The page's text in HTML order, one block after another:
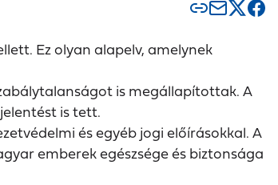
Ez olyan alapelv, amelynek
is megállapítottak. A
is tett.
és egyéb jogi előírásokkal. A
emberek egészsége és biztonsága